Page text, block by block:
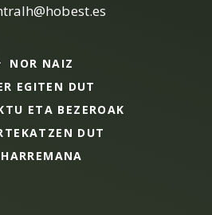
NOR NAIZ
EGITEN DUT
ETA BEZEROAK
DUT
HARREMANA